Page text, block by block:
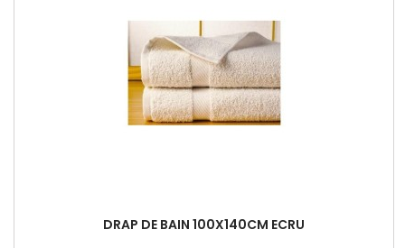
DRAP DE BAIN 100X140CM ECRU